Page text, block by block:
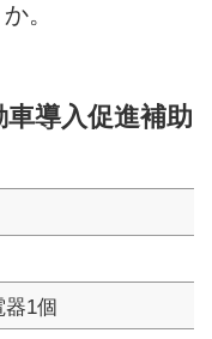
。
導入促進補助
1個